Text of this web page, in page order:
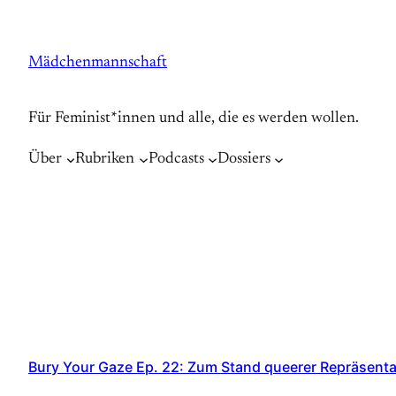
springen
Mädchenmannschaft
Für Feminist*innen und alle, die es werden wollen.
Über Rubriken Podcasts Dossiers
Bury Your Gaze Ep. 22: Zum Stand queerer